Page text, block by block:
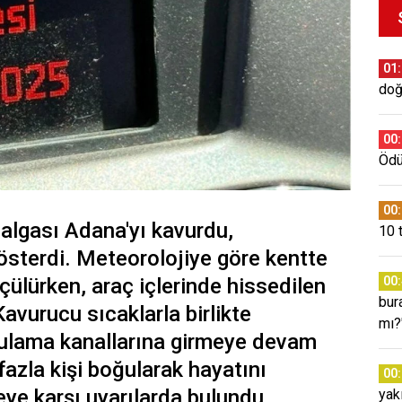
Adana'yı kavurdu,
Meteorolojiye göre kentte
araç içlerinde hissedilen
sıcaklarla birlikte
kanallarına girmeye devam
kişi boğularak hayatını
10